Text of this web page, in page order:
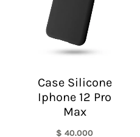
Case Silicone
Iphone 12 Pro
Max
$ 40.000